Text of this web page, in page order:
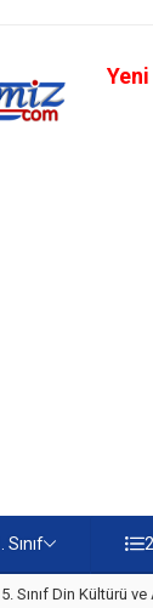
Yeni
Sınıf
5. Sınıf Namaz